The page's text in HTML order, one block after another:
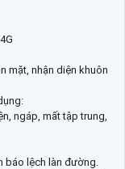
mặt, nhận diện khuôn
ngáp, mất tập trung,
báo lệch làn đường.